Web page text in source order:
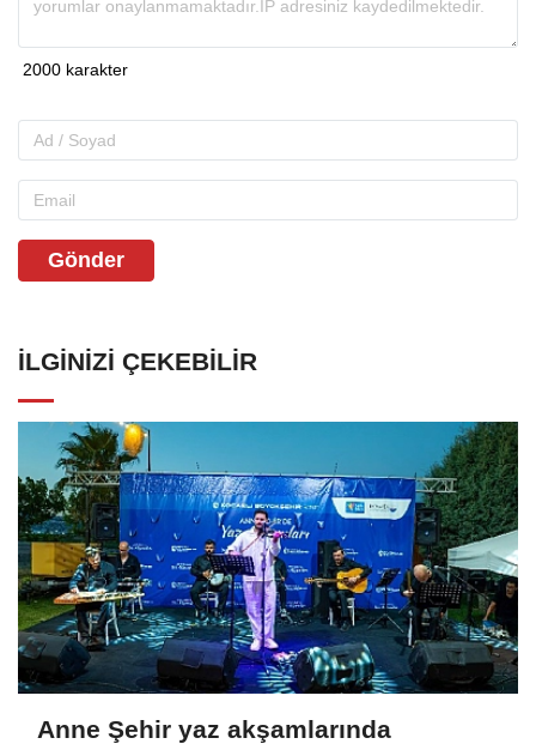
Gönder
İLGINIZI ÇEKEBILIR
Anne Şehir yaz akşamlarında